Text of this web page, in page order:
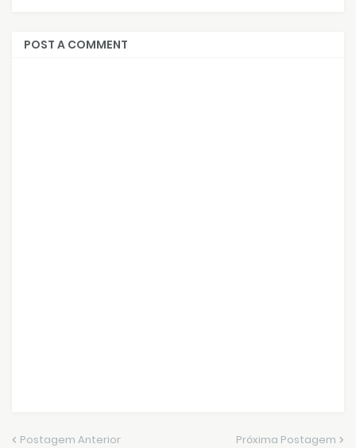
POST A COMMENT
Postagem Anterior Próxima Postagem